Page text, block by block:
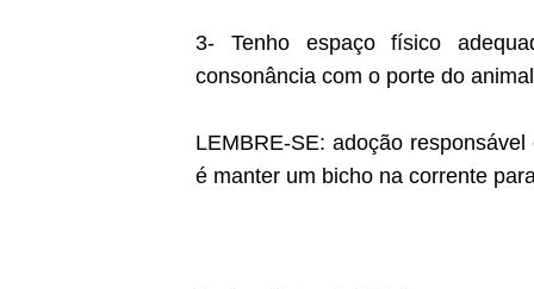
3- Tenho espaço físico
consonância com o porte do
LEMBRE-SE: adoção
é manter um bicho na corrente